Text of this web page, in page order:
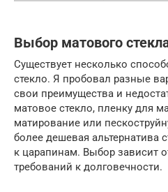
Выбор матового
Существует несколько
стекло. Я пробовал разные
свои преимущества и
матовое стекло, пленку для
матирование или
более дешевая альтернатива
к царапинам. Выбор зависит
требований к долговечности.